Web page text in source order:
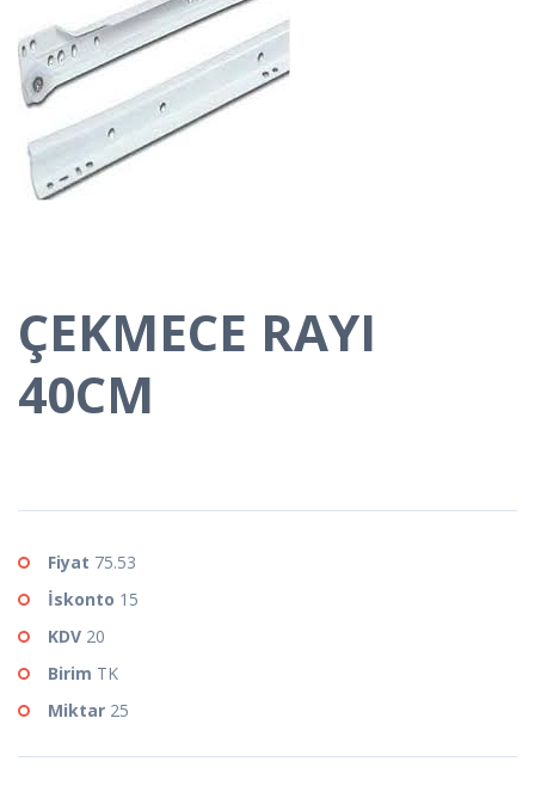
ÇEKMECE RAYI
40CM
Fiyat 75.53
İskonto 15
KDV 20
Birim TK
Miktar 25